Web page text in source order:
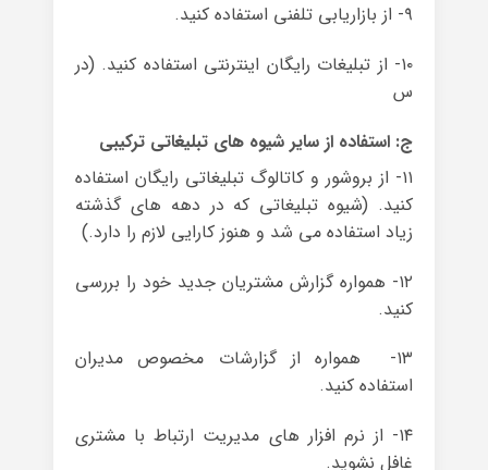
۹- از بازاریابی تلفنی استفاده کنید.
۱۰- از تبلیغات رایگان اینترنتی استفاده کنید. (در
س
ج: استفاده از سایر شیوه های تبلیغاتی ترکیبی
۱۱- از بروشور و کاتالوگ تبلیغاتی رایگان استفاده
کنید. (شیوه تبلیغاتی که در دهه های گذشته
زیاد استفاده می شد و هنوز کارایی لازم را دارد.)
۱۲- همواره گزارش مشتریان جدید خود را بررسی
کنید.
۱۳- همواره از گزارشات مخصوص مدیران
استفاده کنید.
۱۴- از نرم افزار های مدیریت ارتباط با مشتری
غافل نشوید.